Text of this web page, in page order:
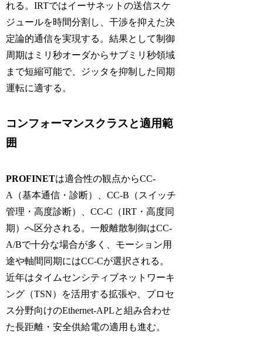
れる。IRTではイーサネットの送信スケ
ジュールを時間分割し、干渉を抑えた決
定論的通信を実現する。結果として制御
周期はミリ秒オーダからサブミリ秒領域
まで短縮可能で、ジッタを抑制した同期
運転に適する。
コンフォーマンスクラスと適用範
囲
PROFINETは適合性の観点からCC-
A
（基本通信・診断）、CC-B （スイッチ
管理・高度診断）、CC-C （IRT ・高度同
期）へ区分される。一般離散制御はCC-
A/Bで十分な場合が多く、モーション用
途や軸間同期にはCC-Cが選択される。
近年はタイムセンシティブネットワーキ
ング（TSN）を活用する拡張や、プロセ
ス分野向けのEthernet-APLと組み合わせ
た長距離・安全供給電の適用も進む。